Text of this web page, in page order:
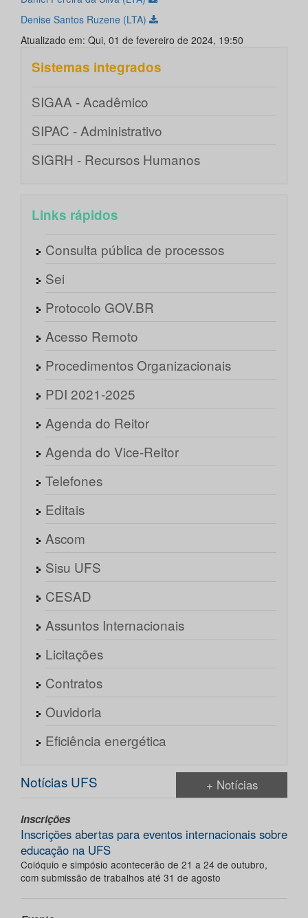
Denise Santos Ruzene (LTA)
Atualizado em: Qui, 01 de fevereiro de 2024, 19:50
Sistemas integrados
SIGAA - Acadêmico
SIPAC - Administrativo
SIGRH - Recursos Humanos
Links rápidos
Consulta pública de processos
Sei
Protocolo GOV.BR
Acesso Remoto
Procedimentos Organizacionais
PDI 2021-2025
Agenda do Reitor
Agenda do Vice-Reitor
Telefones
Editais
Ascom
Sisu UFS
CESAD
Assuntos Internacionais
Licitações
Contratos
Ouvidoria
Eficiência energética
Notícias UFS + Notícias
Inscrições
Inscrições abertas para eventos internacionais sobre
educação na UFS
Colóquio e simpósio acontecerão de 21 a 24 de outubro,
com submissão de trabalhos até 31 de agosto